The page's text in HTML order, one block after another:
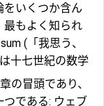
いくつか含ん
最もよく知られ
(「我思う、
十七世紀の数学
の冒頭であり、
である: ウェブ